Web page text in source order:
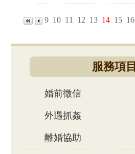
9 10 11 12 13 14 15 16
服務項目
婚前徵信
外遇抓姦
離婚協助